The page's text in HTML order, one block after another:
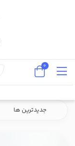
فهرست برندها
0